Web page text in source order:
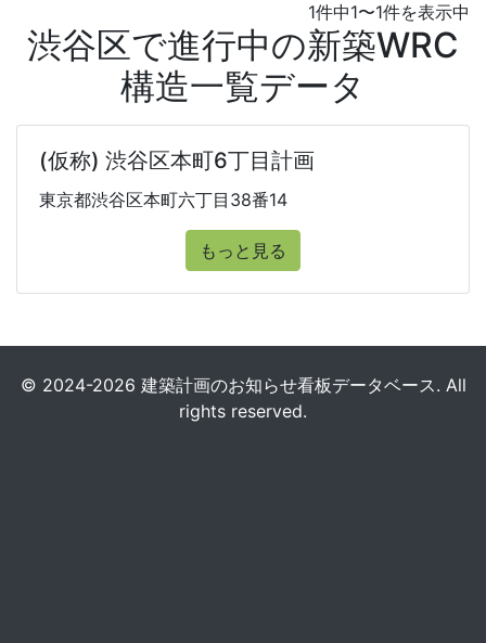
1件中1〜1件を表示中
渋谷区で進行中の新築WRC
構造一覧データ
(仮称) 渋谷区本町6丁目計画
東京都渋谷区本町六丁目38番14
もっと見る
© 2024-2026 建築計画のお知らせ看板データベース. All
rights reserved.